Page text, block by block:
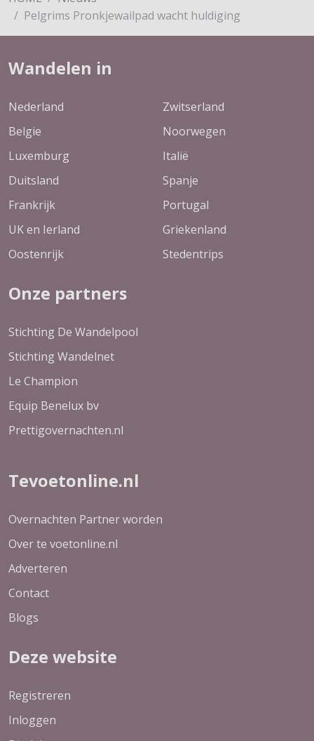
Pelgrims Pronkjewailpad wacht huldiging
Wandelen in
Nederland
Belgie
Luxemburg
Duitsland
Frankrijk
UK en Ierland
Oostenrijk
Zwitserland
Noorwegen
Italië
Spanje
Portugal
Griekenland
Stedentrips
Onze partners
Stichting De Wandelpool
Stichting Wandelnet
Le Champion
Equip Benelux bv
Prettigovernachten.nl
Tevoetonline.nl
Overnachten Partner worden
Over te voetonline.nl
Adverteren
Contact
Blogs
Deze website
Registreren
Inloggen